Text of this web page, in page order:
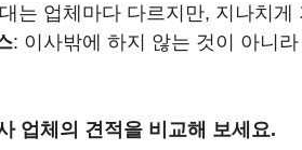
는 업체마다 다르지만, 지나치
: 이사밖에 하지 않는 것이 아니
업체의 견적을 비교해 보세요.